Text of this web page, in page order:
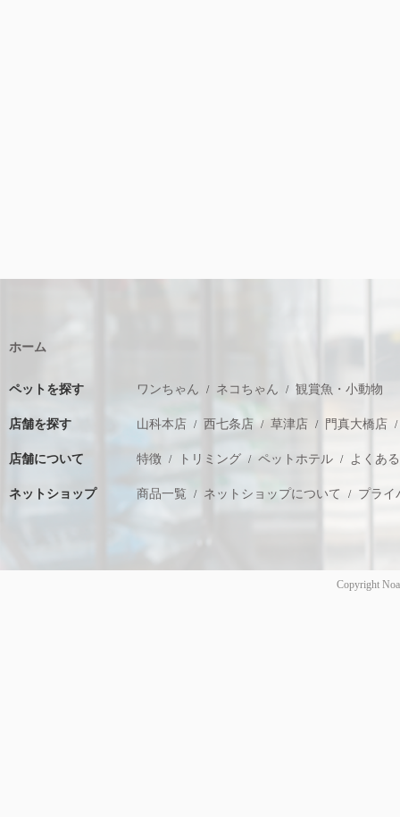
ホーム
ペットを探す ワンちゃん ネコちゃん 観賞魚・小動物
店舗を探す 山科本店 西七条店 草津店 門真大橋店
店舗について 特徴 トリミング ペットホテル よくあ
ネットショップ 商品一覧 ネットショップについて プライ
Copyright